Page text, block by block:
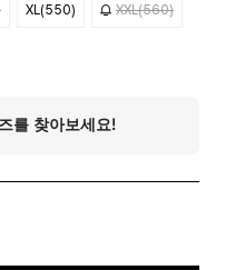
XL(550) XXL(560)